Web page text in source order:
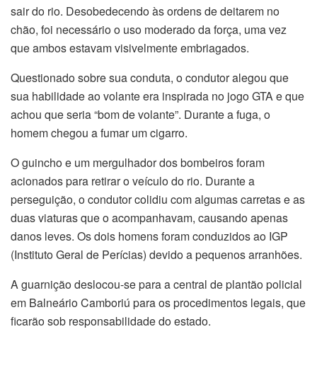
sair do rio. Desobedecendo às ordens de deitarem no
chão, foi necessário o uso moderado da força, uma vez
que ambos estavam visivelmente embriagados.
Questionado sobre sua conduta, o condutor alegou que
sua habilidade ao volante era inspirada no jogo GTA e que
achou que seria “bom de volante”. Durante a fuga, o
homem chegou a fumar um cigarro.
O guincho e um mergulhador dos bombeiros foram
acionados para retirar o veículo do rio. Durante a
perseguição, o condutor colidiu com algumas carretas e as
duas viaturas que o acompanhavam, causando apenas
danos leves. Os dois homens foram conduzidos ao IGP
(Instituto Geral de Perícias) devido a pequenos arranhões.
A guarnição deslocou-se para a central de plantão policial
em Balneário Camboriú para os procedimentos legais, que
ficarão sob responsabilidade do estado.